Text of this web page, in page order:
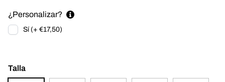
¿Personalizar?
Sí (+ €17,50)
Talla